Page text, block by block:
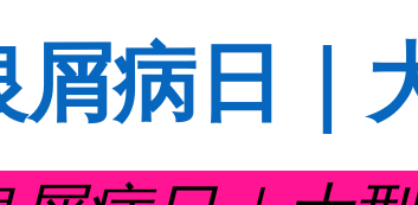
屑病日｜